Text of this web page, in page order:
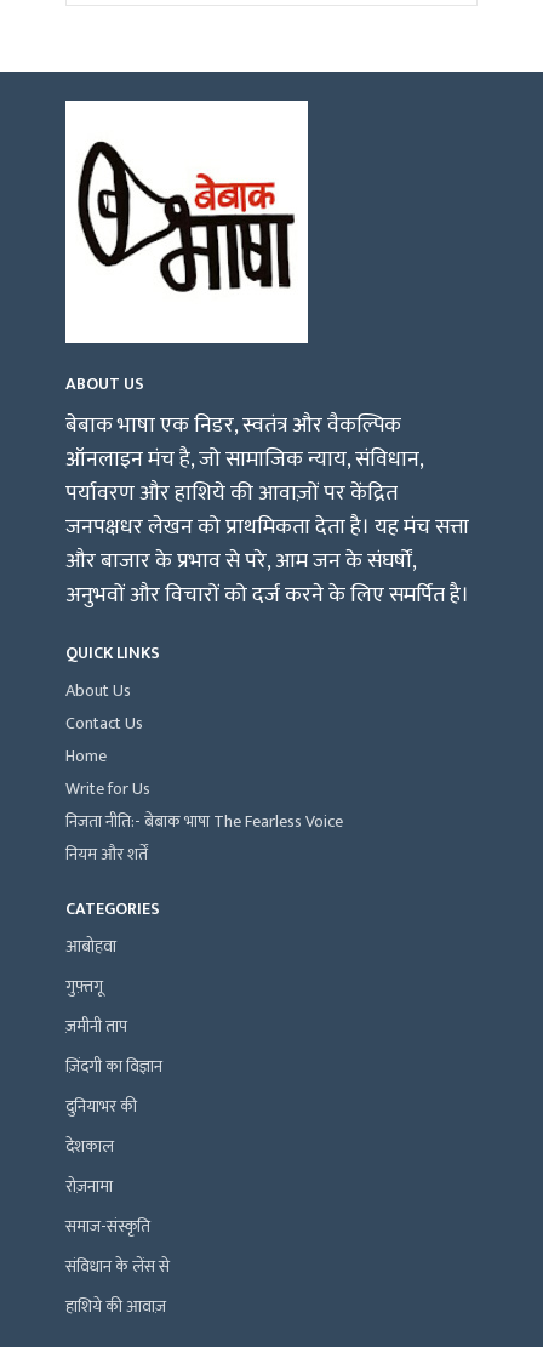
ABOUT US
बेबाक भाषा एक निडर, स्वतंत्र और वैकल्पिक
ऑनलाइन मंच है, जो सामाजिक न्याय, संविधान,
पर्यावरण और हाशिये की आवाज़ों पर केंद्रित
जनपक्षधर लेखन को प्राथमिकता देता है। यह मंच सत्ता
और बाजार के प्रभाव से परे, आम जन के संघर्षों,
अनुभवों और विचारों को दर्ज करने के लिए समर्पित है।
QUICK LINKS
About Us
Contact Us
Home
Write for Us
निजता नीति:- बेबाक भाषा The Fearless Voice
नियम और शर्तें
CATEGORIES
आबोहवा
गुफ़्तगू
ज़मीनी ताप
ज़िंदगी का विज्ञान
दुनियाभर की
देशकाल
रोज़नामा
समाज-संस्कृति
संविधान के लेंस से
हाशिये की आवाज़